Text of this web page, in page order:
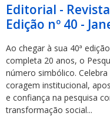
Editorial -
Edição nº 40 -
Ao chegar à sua 40ª
completa 20 anos, o
número simbólico.
coragem institucional,
e confiança na pesquisa
transformação social...